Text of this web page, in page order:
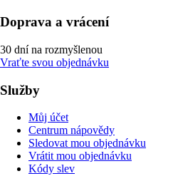
Doprava a vrácení
30 dní na rozmyšlenou
Vraťte svou objednávku
Služby
Můj účet
Centrum nápovědy
Sledovat mou objednávku
Vrátit mou objednávku
Kódy slev